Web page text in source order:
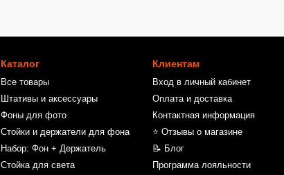
Каталог
Все товары
Штативы и аксессуары
Фоны для фото
Стойки и держатели для фона
Набор: Фон + Держатель
Стойка для света
Клиентам
Вход в личный кабинет
Оплата и доставка
Контактная информация
⭐ Отзывы о магазине
📝 Блог
Программа лояльности